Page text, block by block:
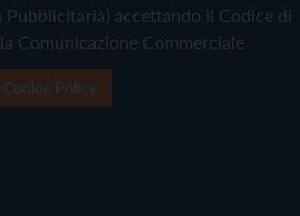
accettando il Codice di
Comunicazione Commerciale